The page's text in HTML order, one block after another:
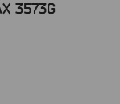
3573G